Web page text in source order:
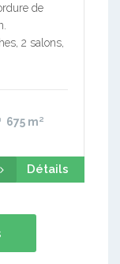
de
2 salons,
675 m²
Détails